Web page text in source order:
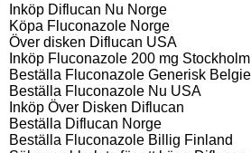
Inköp Diflucan Nu Norge
Köpa Fluconazole Norge
Över disken Diflucan USA
Inköp Fluconazole 200 mg Stockholm
Beställa Fluconazole Generisk
Beställa Fluconazole Nu USA
Inköp Över Disken Diflucan
Beställa Diflucan Norge
Beställa Fluconazole Billig Finland